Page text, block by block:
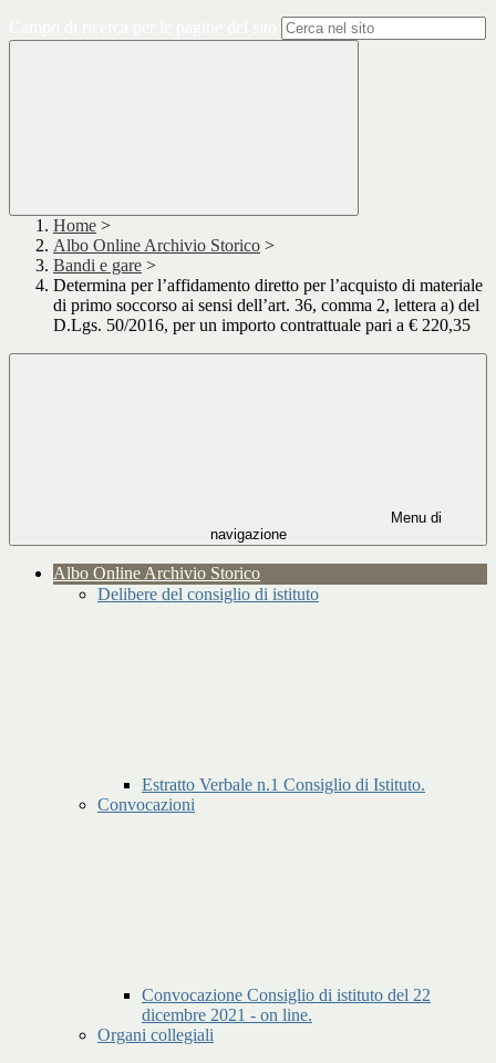
Home >
Albo Online Archivio Storico >
Bandi e gare >
Determina per l’affidamento diretto per l’acquisto di materiale
di primo soccorso ai sensi dell’art. 36, comma 2, lettera a) del
D.Lgs. 50/2016, per un importo contrattuale pari a € 220,35
Menu di
navigazione
Albo Online Archivio Storico
Delibere del consiglio di istituto
Estratto Verbale n.1 Consiglio di Istituto.
Convocazioni
Convocazione Consiglio di istituto del 22
dicembre 2021 - on line.
Organi collegiali